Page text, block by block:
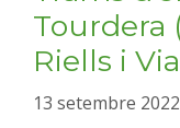
Tourdera
Riells i
13 setembre 2022